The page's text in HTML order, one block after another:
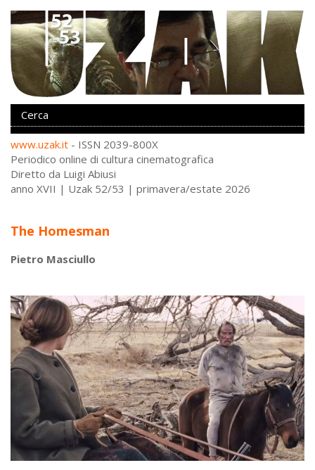
www.uzak.it - ISSN 2039-800X
Periodico online di cultura cinematografica
Diretto da Luigi Abiusi
anno XVII | Uzak 52/53 | primavera/estate 2026
The Homesman
Pietro Masciullo